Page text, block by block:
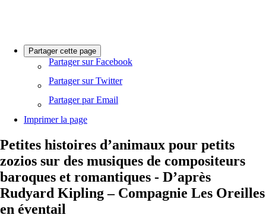
Partager cette page
Partager sur Facebook
Partager sur Twitter
Partager par Email
Imprimer la page
Petites histoires d’animaux pour petits
zozios sur des musiques de compositeurs
baroques et romantiques - D’après
Rudyard Kipling – Compagnie Les Oreilles
en éventail